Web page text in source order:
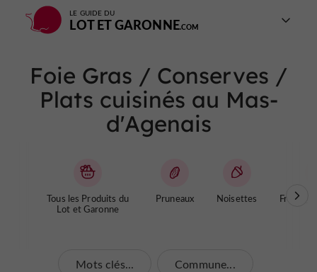
LE GUIDE DU
LOT ET GARONNE
Foie Gras / Conserves /
Plats cuisinés au Mas-
d'Agenais
Tous les Produits du
Lot et Garonne
Pruneaux Noisettes
Mots clés... Commune...